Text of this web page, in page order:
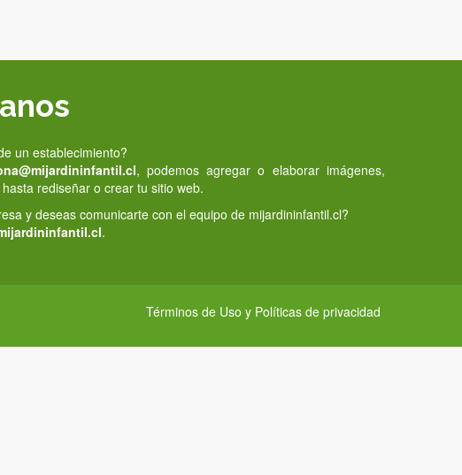
un establecimiento?
, podemos agregar o elaborar imágenes,
rediseñar o crear tu sitio web.
y deseas comunicarte con el equipo de mijardininfantil.cl?
.
Términos de Uso y Políticas de privacidad